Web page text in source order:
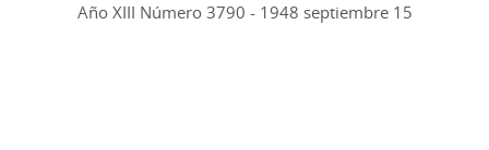
Año XIII Número 3790 - 1948 septiembre 15